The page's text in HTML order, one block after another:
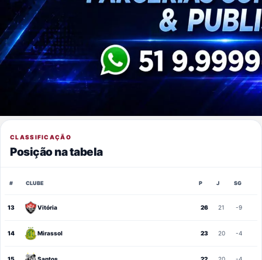
CLASSIFICAÇÃO
Posição na tabela
# CLUBE P J SG
13 Vitória 26 21 -9
14 Mirassol 23 20 -4